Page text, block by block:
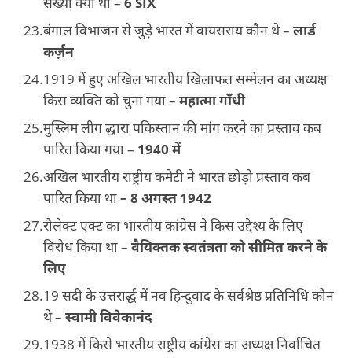
बंगाल विभाजन से जुड़े भारत में वायसराय कौन थे – लार्ड
कर्ज़न
1919 में हुए अखिल भारतीय खिलाफत सम्मेलन का अध्यक्ष
किस व्यक्ति को चुना गया – महात्मा गाँधी
मुस्लिम लीग द्धारा पकिस्तान की मांग करने का प्रस्ताव कब
पारित किया गया – 1940 में
अखिल भारतीय राष्ट्रीय कमेटी ने भारत छोड़ो प्रस्ताव कब
पारित किया था– 8 अगस्त 1942
रौलेक्ट एक्ट का भारतीय कांग्रेस ने किस उद्देश्य के लिए
विरोध किया था – वैयिक्तक स्वतंत्रता को सीमित करने के
लिए
19 सदी के उत्तरार्द्ध में नव हिन्दुवाद के सर्वश्रेष्ठ प्रतिनिधि कौन
थे – स्वामी विवेकानंद
1938 में किसे भारतीय राष्ट्रीय कांग्रेस का अध्यक्ष निर्वाचित